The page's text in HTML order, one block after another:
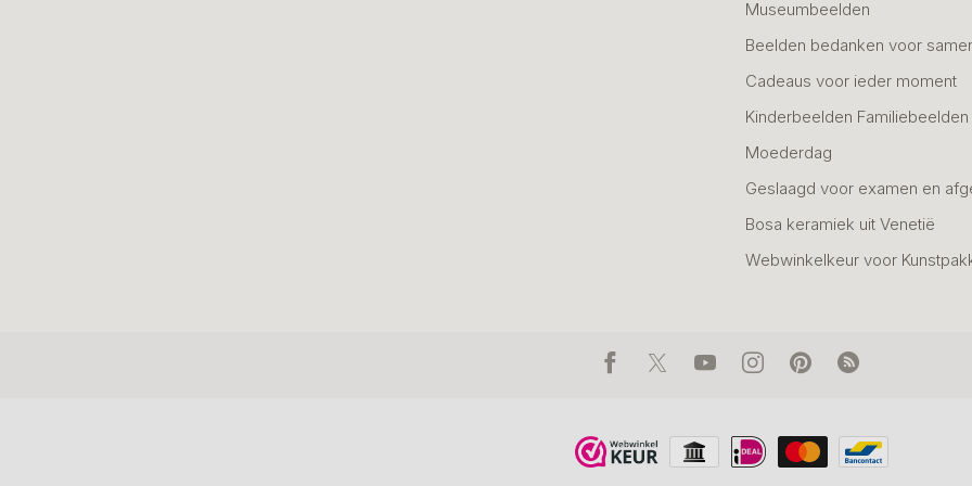
Museumbeelden
Beelden bedanken voor
Cadeaus voor ieder moment
Kinderbeelden Familiebeelden
Moederdag
Geslaagd voor examen en
Bosa keramiek uit Venetië
Webwinkelkeur voor